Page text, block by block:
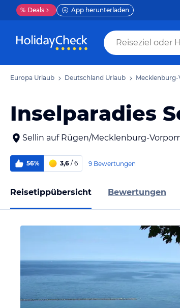
% Deals App herunterladen
Europa Urlaub Deutschland Urlaub
Inselparadies
Sellin auf Rügen/Mecklenburg-
56% 3,6 / 6 9 Bewertungen
Reisetippübersicht Bewertungen